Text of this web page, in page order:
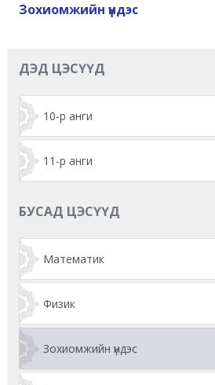
Зохиомжийн үндэс
ДЭД ЦЭСҮҮД
10-р анги
11-р анги
БУСАД ЦЭСҮҮД
Математик
Физик
Зохиомжийн үндэс